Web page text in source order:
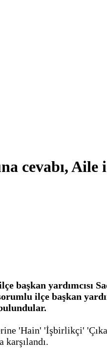
cevabı,
başkan yardımcısı
ilçe başkan
'Hain' 'İşbirlikçi'